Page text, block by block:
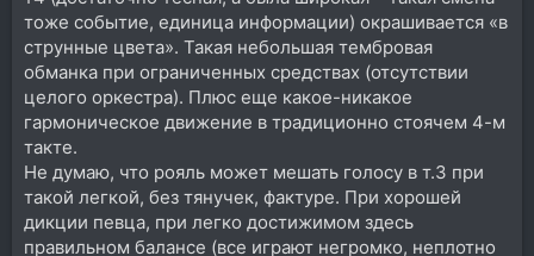
тоже событие, единица информации) окрашивается «в
струнные цвета». Такая небольшая тембровая
обманка при ограниченных средствах (отсутствии
целого оркестра). Плюс еще какое-никакое
гармоническое движение в традиционно стоячем 4-м
такте.
Не думаю, что рояль может мешать голосу в т.3 при
такой легкой, без тянучек, фактуре. При хорошей
дикции певца, при легко достижимом здесь
правильном балансе (все играют негромко, неплотно